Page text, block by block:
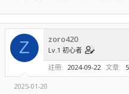
Z zoro420
Lv.1 初心者
註冊
2024-09-22 文章
2025-01-20